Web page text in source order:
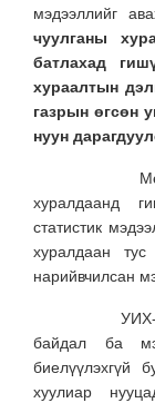
мэдээллийг
чуулганы
батлахад
хураалтын
газрын өгсөн
нуун
Мөн УИХ-
хуралдаанд
статистик
хуралдаан
нарийвчилсан
УИХ-ын
байдал ба
биелүүлэхгүй
хуулиар